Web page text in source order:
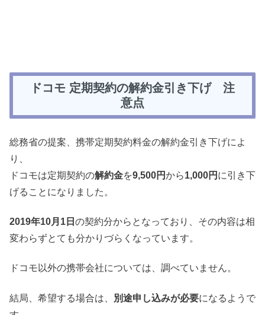
ドコモ 定期契約の解約金引き下げ 注
意点
総務省の提案、携帯定期契約料金の解約金引き下げによ
り、
ドコモは定期契約の解約金を9,500円から1,000円 に引き下
げることになりました。
2019年10月1日 の契約分からとなっており、その内容は相
変わらずとても分かりづらくなっています。
ドコモ以外の携帯会社については、調べていません。
結局、希望する場合は、 別途申し込みが必要になるようで